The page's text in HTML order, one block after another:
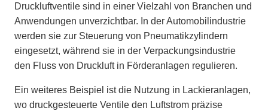
Druckluftventile sind in einer Vielzahl von Branchen und
Anwendungen unverzichtbar. In der Automobilindustrie
werden sie zur Steuerung von Pneumatikzylindern
eingesetzt, während sie in der Verpackungsindustrie
den Fluss von Druckluft in Förderanlagen regulieren.
Ein weiteres Beispiel ist die Nutzung in Lackieranlagen,
wo druckgesteuerte Ventile den Luftstrom präzise